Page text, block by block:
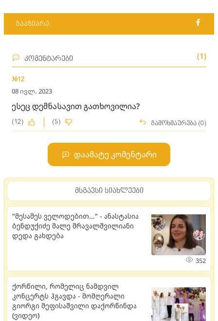
გააზიარე:
კომენტარები (1)
#12
08 ივლ. 2023
ესეც დემნასავით გათხოვილია?
(12) (5) გამოხმაურება (0)
დაამატე კომენტარი
მსგავსი სიახლეები
"მესამეს ველოდებით..." - ანასტასია
ბენდუქიძე მალე მრავალშვილიანი
დედა გახდება
352
ქორწილი, რომელიც ნამდვილ
კონცერტს ჰგავდა - მომღერალი
გიორგი მეფისაშვილი დაქორწინდა
(ვიდეო)